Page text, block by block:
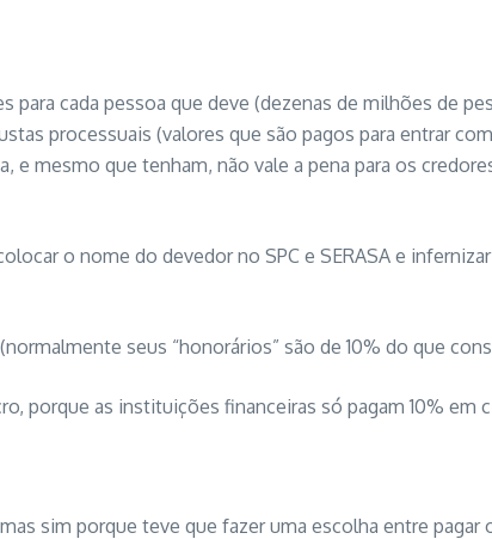
cada pessoa que deve (dezenas de milhões de
processuais (valores que são pagos para entrar
e mesmo que tenham, não vale a pena para os
o nome do devedor no SPC e SERASA e
seus “honorários” são de 10% do que
porque as instituições financeiras só pagam 10% em
sim porque teve que fazer uma escolha entre